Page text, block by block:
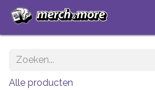
Alle producten